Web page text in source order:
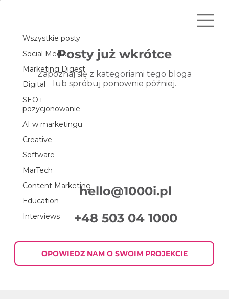
Wszystkie posty
Social Media
Marketing Digest
Digital
SEO i
pozycjonowanie
AI w marketingu
Creative
Software
MarTech
Content Marketing
Education
Interviews
Posty już wkrótce
Zapoznaj się z kategoriami tego bloga
lub spróbuj ponownie później.
hello@1000i.pl
+48 503 04 1000
OPOWIEDZ NAM O SWOIM PROJEKCIE